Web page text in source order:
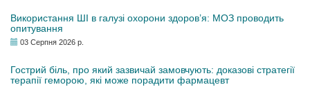
Використання ШІ в галузі охорони здоров’я: МОЗ проводить
опитування
03 Серпня 2026 р.
Гострий біль, про який зазвичай замовчують: доказові стратегії
терапії геморою, які може порадити фармацевт